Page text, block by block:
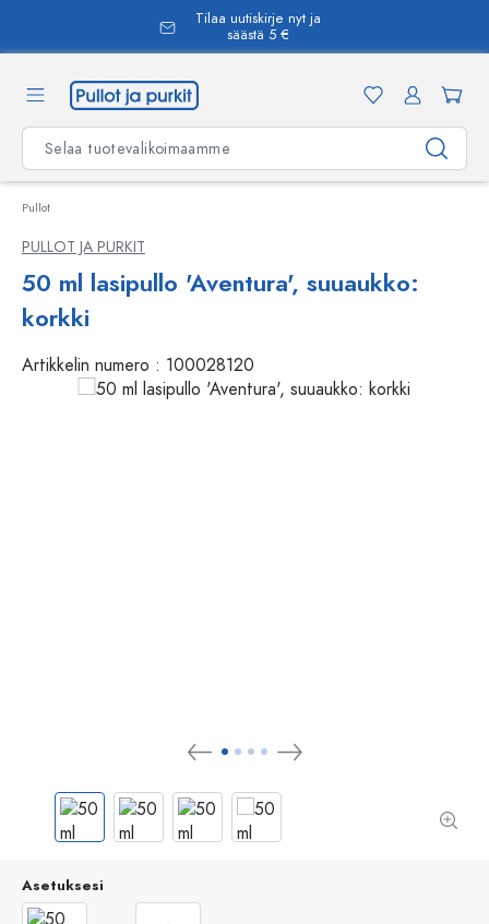
Tilaa uutiskirje nyt ja
säästä 5 €
Pullot
PULLOT JA PURKIT
50 ml lasipullo 'Aventura', suuaukko:
korkki
Artikkelin numero : 100028120
Asetuksesi